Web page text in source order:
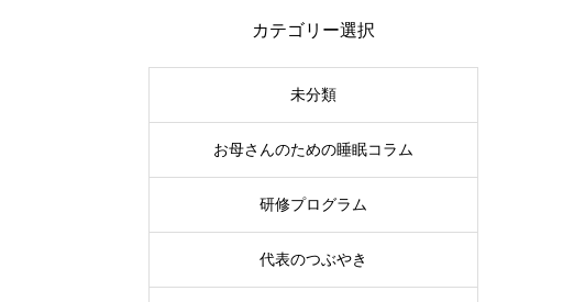
カテゴリー選択
未分類
お母さんのための睡眠コラム
研修プログラム
代表のつぶやき